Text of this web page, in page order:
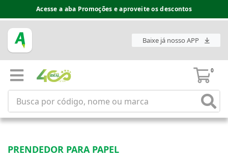
Acesse a aba Promoções e aproveite os descontos
Baixe já nosso APP
0
PRENDEDOR PARA PAPEL